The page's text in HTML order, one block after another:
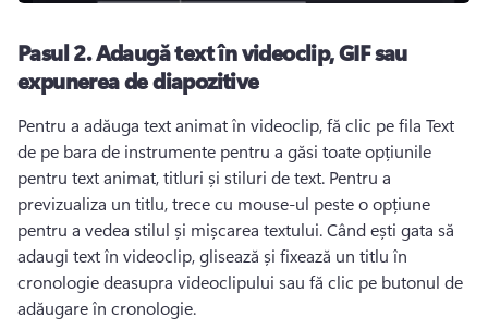
Pasul 2.Adaugă text în videoclip, GIF sau
expunerea de diapozitive
Pentru a adăuga text animat în videoclip, fă clic pe fila Text
de pe bara de instrumente pentru a găsi toate opțiunile
pentru text animat, titluri și stiluri de text. Pentru a
previzualiza un titlu, trece cu mouse-ul peste o opțiune
pentru a vedea stilul și mișcarea textului. Când ești gata să
adaugi text în videoclip, glisează și fixează un titlu în
cronologie deasupra videoclipului sau fă clic pe butonul de
adăugare în cronologie.